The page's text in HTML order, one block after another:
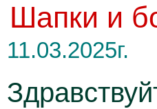
Шапки и
11.03.2025г.